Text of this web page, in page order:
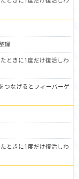
理
ときに1度だけ復活しわ
つなげるとフィーバーゲ
ときに1度だけ復活しわ